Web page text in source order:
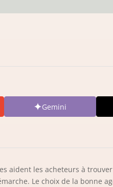
Gemini
aident les acheteurs à
Le choix de la bonne